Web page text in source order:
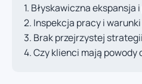
Błyskawiczna ekspansja
Inspekcja pracy i
Brak przejrzystej
Czy klienci mają powody